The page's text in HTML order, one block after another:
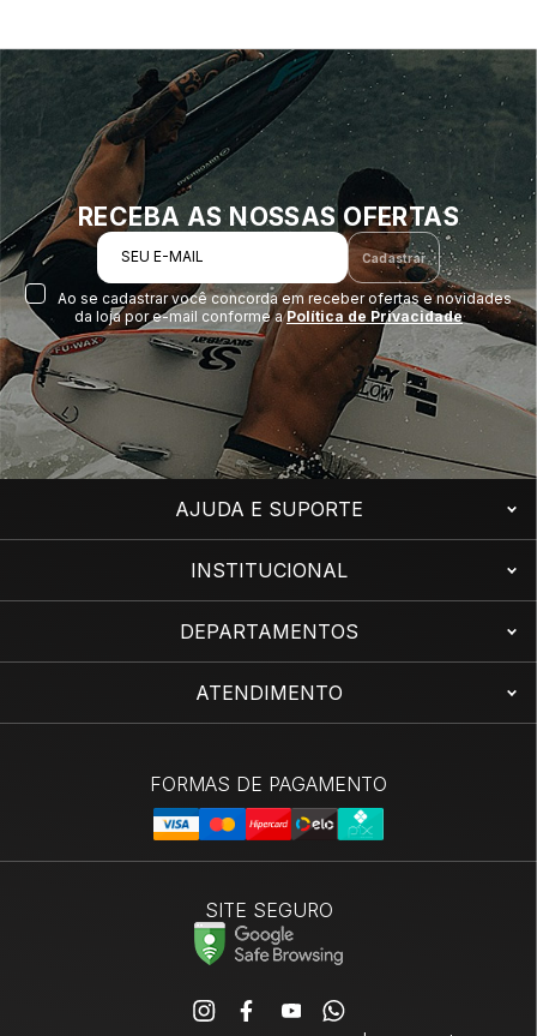
RECEBA AS NOSSAS OFERTAS
SEU E-MAIL Cadastrar
Ao se cadastrar você concorda em receber ofertas e novidades
da loja por e-mail conforme aPolítica de Privacidade
AJUDA E SUPORTE
INSTITUCIONAL
DEPARTAMENTOS
ATENDIMENTO
SITE SEGURO